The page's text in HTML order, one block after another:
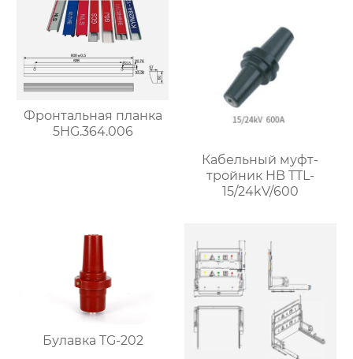
Фронтальная планка
5HG.364.006
Кабельный муфт-
тройник HB TTL-
15/24kV/600
Булавка TG-202